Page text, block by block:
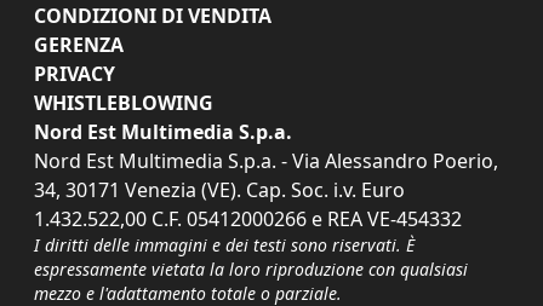
CONDIZIONI DI VENDITA
GERENZA
PRIVACY
WHISTLEBLOWING
Nord Est Multimedia S.p.a.
Nord Est Multimedia S.p.a. - Via Alessandro Poerio,
34, 30171 Venezia (VE). Cap. Soc. i.v. Euro
1.432.522,00 C.F. 05412000266 e REA VE-454332
I diritti delle immagini e dei testi sono riservati. È
espressamente vietata la loro riproduzione con qualsiasi
mezzo e l'adattamento totale o parziale.